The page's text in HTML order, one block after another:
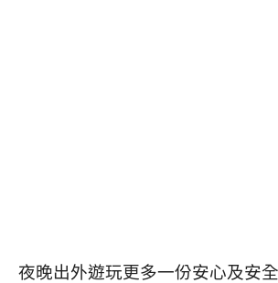
夜晚出外遊玩更多一份安心及安全